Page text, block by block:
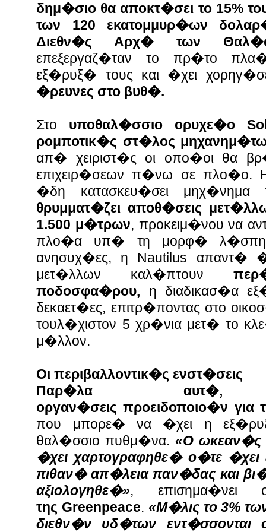
δημ�σιο θα αποκτ�σει το 15%
των 120 εκατομμυρ�ων
Διεθν�ς Αρχ� των
επεξεργαζ�ταν το πρ�το
εξ�ρυξ� τους και �χει
�ρευνες στο βυθ�.
Στο υποθαλ�σσιο ορυχε�ο
ρομποτικ�ς στ�λος
απ� χειριστ�ς οι οπο�οι θα
επιχειρ�σεων π�νω σε πλο�ο.
�δη κατασκευ�σει
θρυμματ�ζει αποθ�σεις
1.500 μ�τρων, προκειμ�νου να
πλο�α υπ� τη μορφ� λ�σπης.
ανησυχ�ες, η Nautilus απαντ�
μετ�λλων καλ�πτουν
ποδοσφα�ρου, η διαδικασ�α
δεκαετ�ες, επιτρ�ποντας στο
τουλ�χιστον 5 χρ�νια μετ� το
μ�λλον.
Οι περιβαλλοντικ�ς ενστ�σεις
Παρ�λα αυτ�,
οργαν�σεις προειδοποιο�ν για
που μπορε� να �χει η
θαλ�σσιο πυθμ�να. «Ο ωκεαν�ς
�χει χαρτογραφηθε� ο�τε �χει
πιθαν� απ�λεια παν�δας και
αξιολογηθε�»,
της Greenpeace. «Μ�λις το 3%
διεθν�ν υδ�των